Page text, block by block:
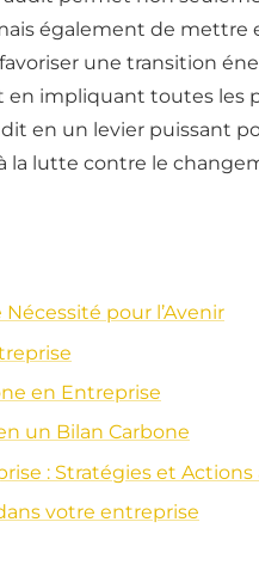
également de mettre
une transition
impliquant toutes les
en un levier puissant
la lutte contre le
pour l’Avenir
en Entreprise
un Bilan Carbone
: Stratégies et
votre entreprise